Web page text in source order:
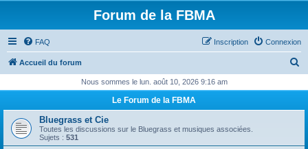
Forum de la FBMA
FAQ Connexion
Inscription
Accueil du forum
h
r
Nous sommes le lun. août 10, 2026 9:16 am
Le Forum de la FBMA
Bluegrass et Cie
Toutes les discussions sur le Bluegrass et musiques associées.
Sujets : 531